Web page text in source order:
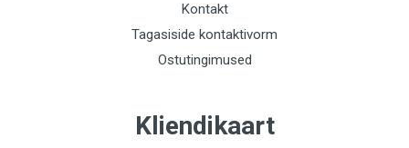
Kontakt
Tagasiside kontaktivorm
Ostutingimused
Kliendikaart